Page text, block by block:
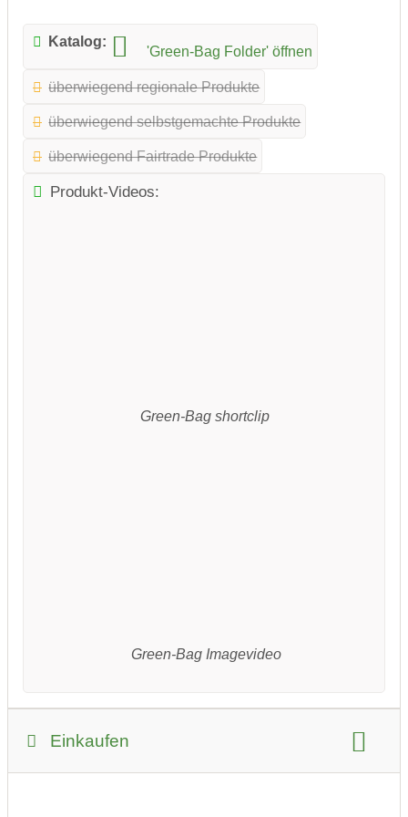
Katalog:
'Green-Bag Folder'öffnen
überwiegend regionale Produkte
überwiegend selbstgemachte Produkte
überwiegend Fairtrade Produkte
Produkt-Videos:
Green-Bag shortclip
Green-Bag Imagevideo
Einkaufen